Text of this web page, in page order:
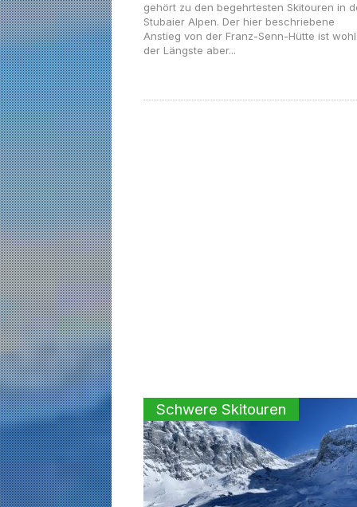
gehört zu den begehrtesten Skitouren in
Stubaier Alpen. Der hier beschriebene
Anstieg von der Franz-Senn-Hütte ist wohl
der Längste aber...
Schwere Skitouren